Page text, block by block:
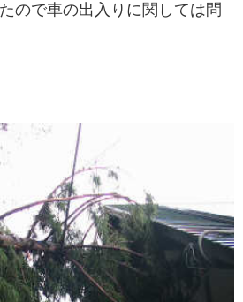
ので車の出入りに関しては問